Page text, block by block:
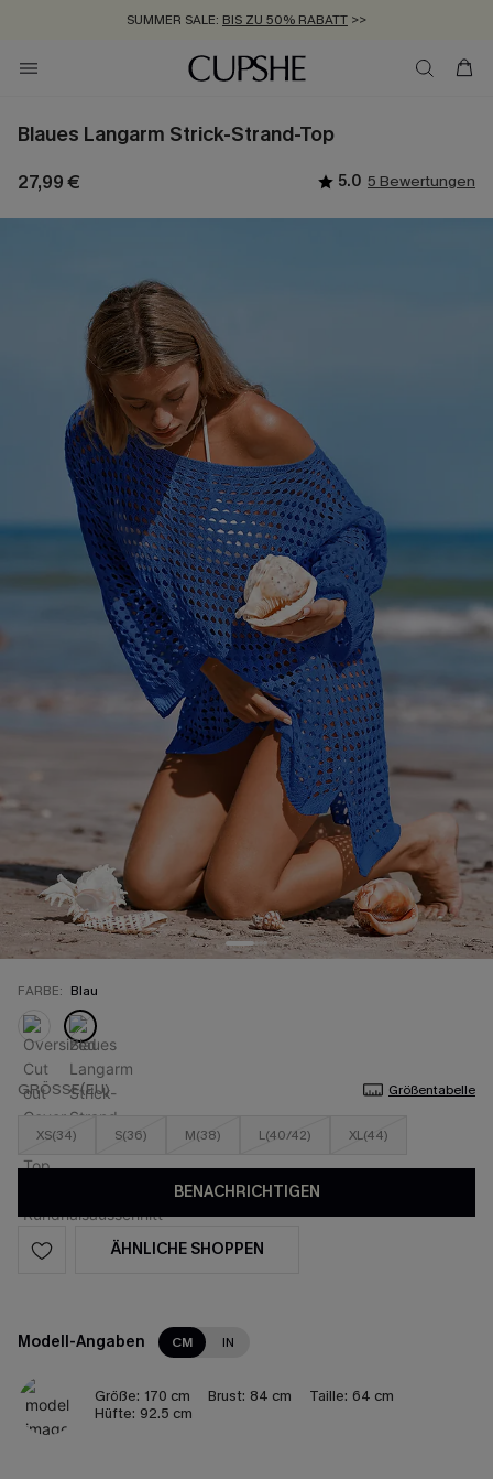
SUMMER SALE: BIS ZU 50% RABATT >>
ZUM NEWSLETTER:BIS ZU -20% EXTRA ERHALTEN
KOSTENLOSER VERSAND AB 89 €
Blaues Langarm Strick-Strand-Top
27,99 € 5.0 5 Bewertungen
FARBE: Blau
GRÖSSE(EU) Größentabelle
XS(34) S(36) M(38) L(40/42) XL(44)
BENACHRICHTIGEN
ÄHNLICHE SHOPPEN
Modell-Angaben CM IN
Größe: 170 cm Brust: 84 cm Taille: 64 cm
Hüfte: 92.5 cm